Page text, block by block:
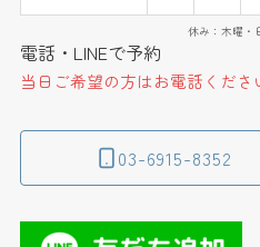
休み：木曜・
電話・LINEで予約
当日ご希望の方はお電話くださ
03-6915-8352